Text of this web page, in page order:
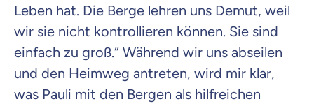
Leben hat. Die Berge lehren uns Demut, weil
wir sie nicht kontrollieren können. Sie sind
einfach zu groß.“ Während wir uns abseilen
und den Heimweg antreten, wird mir klar,
was Pauli mit den Bergen als hilfreichen